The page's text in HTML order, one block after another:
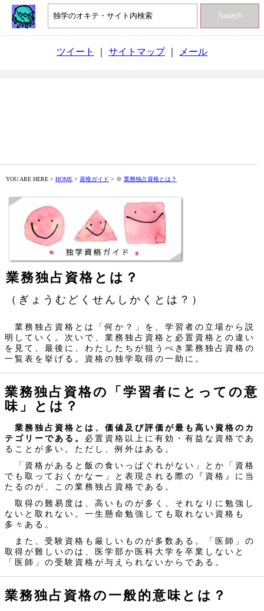
Search
ツイート サイトマップ｜ メール
YOU ARE HERE > HOME > 資格ガイド > ※ 業務独占資格とは？
業務独占資格とは？
（ぎょうむどくせんしかくとは？）
業務独占資格とは「何か？」を、学習者の立場から説
明していく。次いで、業務独占資格と必置資格との違い
を見て、最後に、わたしたちが狙うべき業務独占資格の
一覧表を挙げる。資格の独学取得の一助に。
業務独占資格の「学習者にとっての意
味」とは？
業務独占資格とは、価値及び評価が最も高い資格のカ
テゴリーである。 必置資格以上に有効・有益な資格であ
ることが多い。ただし、例外はある。
「資格があると飯の食いっぱぐれがない」とか「資格
でも取っておくかなー」と表現される際の『資格』に当
たるのが、この業務独占資格である。
取得の難易度は、高いものが多く、それなりに勉強し
ないと取れない。一生懸命勉強しても取れない資格も
多々ある。
また、受験資格も厳しいものが多数ある。「医師」の
取得が難しいのは、医学部か医科大学を卒業しないと
「医師」の受験資格が与えられないからである。
業務独占資格の一般的意味とは？